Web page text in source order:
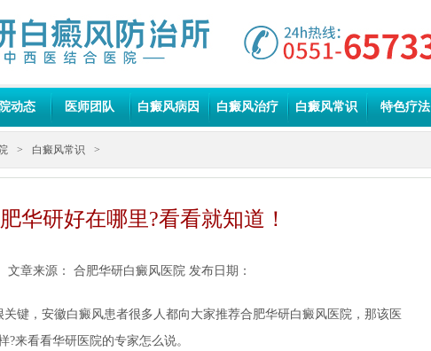
动态 医师团队 白癜风病因 白癜风治疗 白癜风常识 特色疗法
> 白癜风常识 >
华研好在哪里?看看就知道！
文章来源： 合肥华研白癜风医院 发布日期：
，安徽白癜风患者很多人都向大家推荐合肥华研白癜风医院，那该医
?来看看华研医院的专家怎么说。